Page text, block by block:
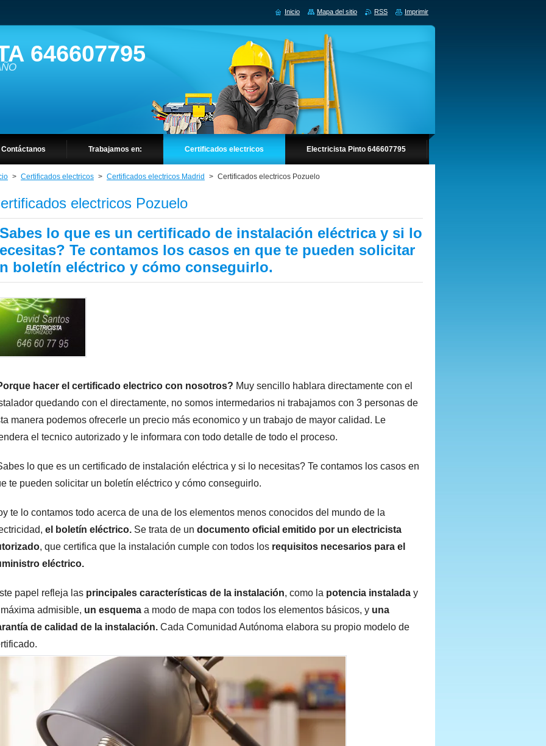
646607795
Contáctanos Trabajamos en: Certificados electricos Electricista Pinto 646607795
> Certificados electricos > Certificados electricos Madrid > Certificados electricos Pozuelo
electricos Pozuelo
lo que es un certificado de instalación eléctrica y si lo
Te contamos los casos en que te pueden solicitar
boletín eléctrico y cómo conseguirlo.
hacer el certificado electrico con nosotros? Muy sencillo hablara directamente con el
quedando con el directamente, no somos intermedarios ni trabajamos con 3 personas de
manera podemos ofrecerle un precio más economico y un trabajo de mayor calidad. Le
el tecnico autorizado y le informara con todo detalle de todo el proceso.
lo que es un certificado de instalación eléctrica y si lo necesitas? Te contamos los casos en
te pueden solicitar un boletín eléctrico y cómo conseguirlo.
te lo contamos todo acerca de una de los elementos menos conocidos del mundo de la
el boletín eléctrico. Se trata de un documento oficial emitido por un electricista
, que certifica que la instalación cumple con todos los requisitos necesarios para el
eléctrico.
papel refleja las principales características de la instalación, como la potencia instalada y
máxima admisible, un esquema a modo de mapa con todos los elementos básicos, y una
de calidad de la instalación. Cada Comunidad Autónoma elabora su propio modelo de
Inicio Mapa del sitio RSS Imprimir